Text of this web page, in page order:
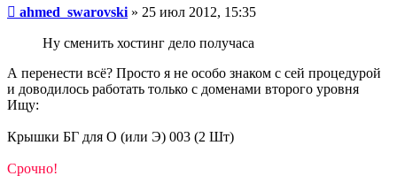
Сообщение
ahmed_swarovski » 25 июл 2012, 15:35
Ну сменить хостинг дело получаса
А перенести всё? Просто я не особо знаком с сей процедурой
и доводилось работать только с доменами второго уровня
Ищу:
Крышки БГ для О (или Э) 003 (2 Шт)
Срочно!